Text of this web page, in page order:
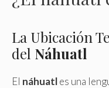
La Ubicación
del Náhuatl
El náhuatles una